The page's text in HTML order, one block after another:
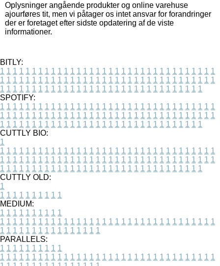
Oplysninger angående produkter og online varehuse
ajourføres tit, men vi påtager os intet ansvar for forandringer
der er foretaget efter sidste opdatering af de viste
informationer.
BITLY:
1 1 1 1 1 1 1 1 1 1 1 1 1 1 1 1 1 1 1 1 1 1 1 1 1 1 1 1 1 1 1 1 1 1
1 1 1 1 1 1 1 1 1 1 1 1 1 1 1 1 1 1 1 1 1 1 1 1 1 1 1 1 1 1 1 1 1 1
1 1 1 1 1 1 1 1 1 1 1 1 1 1 1 1 1 1 1 1 1 1 1 1 1 1 1 1 1 1 1 1
SPOTIFY:
1 1 1 1 1 1 1 1 1 1 1 1 1 1 1 1 1 1 1 1 1 1 1 1 1 1 1 1 1 1 1 1 1 1
1 1 1 1 1 1 1 1 1 1 1 1 1 1 1 1 1 1 1 1 1 1 1 1 1 1 1 1 1 1 1 1 1 1
1 1 1 1 1 1 1 1 1 1 1 1 1 1 1 1 1 1 1 1 1 1 1 1 1 1 1 1 1 1 1 1
CUTTLY BIO:
1
1 1 1 1 1 1 1 1 1 1 1 1 1 1 1 1 1 1 1 1 1 1 1 1 1 1 1 1 1 1 1 1 1 1
1 1 1 1 1 1 1 1 1 1 1 1 1 1 1 1 1 1 1 1 1 1 1 1 1 1 1 1 1 1 1 1 1 1
1 1 1 1 1 1 1 1 1 1 1 1 1 1 1 1 1 1 1 1 1 1 1 1 1 1 1 1 1 1 1 1
CUTTLY OLD:
1
1 1 1 1 1 1 1 1 1 1
MEDIUM:
1 1 1 1 1 1 1 1 1 1
1 1 1 1 1 1 1 1 1 1 1 1 1 1 1 1 1 1 1 1 1 1 1 1 1 1 1 1 1 1 1 1 1 1
1 1 1 1 1 1 1 1 1 1 1 1 1 1 1 1
PARALLELS:
1 1 1 1 1 1 1 1 1 1
1 1 1 1 1 1 1 1 1 1 1 1 1 1 1 1 1 1 1 1 1 1 1 1 1 1 1 1 1 1 1 1 1 1